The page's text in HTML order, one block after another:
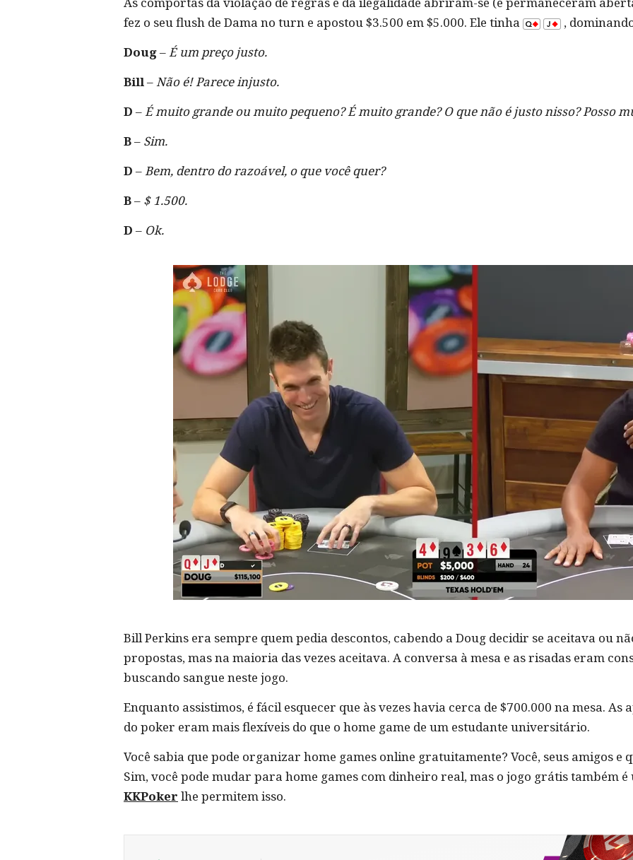
fez o seu flush de Dama no turn e apostou $3.500 em $5.000. Ele tinha
,
Doug–É um preço justo.
Bill–Não é! Parece injusto.
D –É muito grande ou muito pequeno? É muito grande? O que não é justo nisso? Posso
B– Sim.
D –Bem, dentro do razoável, o que você quer?
B– $ 1.500.
D – Ok.
Bill Perkins era sempre quem pedia descontos, cabendo a Doug decidir se aceitava ou
propostas, mas na maioria das vezes aceitava. A conversa à mesa e as risadas eram
buscando sangue neste jogo.
Enquanto assistimos, é fácil esquecer que às vezes havia cerca de $700.000 na mesa. As
do poker eram mais flexíveis do que o home game de um estudante universitário.
Você sabia que pode organizar home games online gratuitamente? Você, seus amigos e
Sim, você pode mudar para home games com dinheiro real, mas o jogo grátis também é
KKPoker lhe permitem isso.